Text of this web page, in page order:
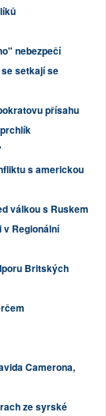
nebezpečí
setkají se
přísahu
s americkou
válkou s Ruskem
v Regionální
Britských
Camerona,
ze syrské